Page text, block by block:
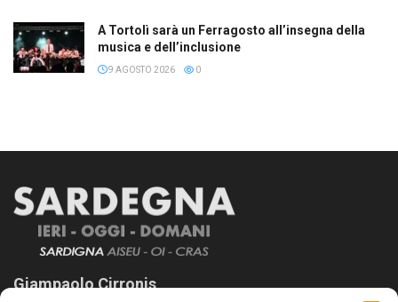
A Tortolì sarà un Ferragosto all’insegna della
musica e dell’inclusione
9 AGOSTO 2026 0
Giampaolo Cirronis